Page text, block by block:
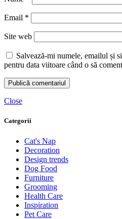
Email *
Site web
Salvează-mi numele, emailul și
pentru data viitoare când o să
Close
Categorii
Cat's Nap
Decoration
Design trends
Dog Food
Furniture
Grooming
Health Care
Inspiration
Pet Care